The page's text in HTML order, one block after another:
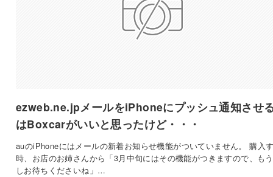
ezweb.ne.jpメールをiPhoneにプッシュ通知させ
はBoxcarがいいと思ったけど・・・
auのiPhoneにはメールの新着お知らせ機能がついていません。 購入
時、お店のお姉さんから「3月中旬にはその機能がつきますので、も
しお待ちくださいね」…